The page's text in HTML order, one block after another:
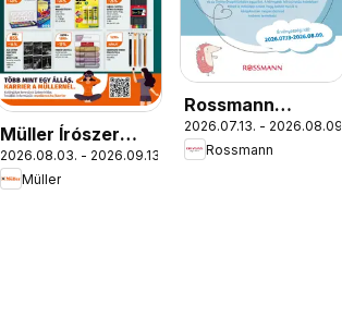
Müller Írószer
ajánlatok
2026.08.03. - 2026.09.13.
Müller
Rossmann
Babaprogram
2026.07.13. - 2026.08.09.
Rossmann